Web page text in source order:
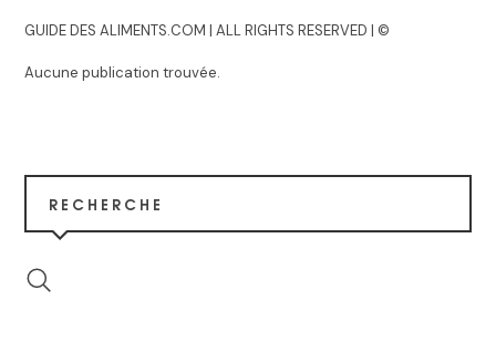
GUIDE DES ALIMENTS.COM | ALL RIGHTS RESERVED | ©
Aucune publication trouvée.
RECHERCHE